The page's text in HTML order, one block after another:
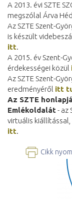
A 2013. évi SZTE
megszólal Árva
Az SZTE Szent-
is készült
itt.
A 2015. év Szent-
érdekességei közül
Az SZTE Szent-
eredményéről itt
Az SZTE
Emlékoldalát- az
virtuális
itt.
Cikk